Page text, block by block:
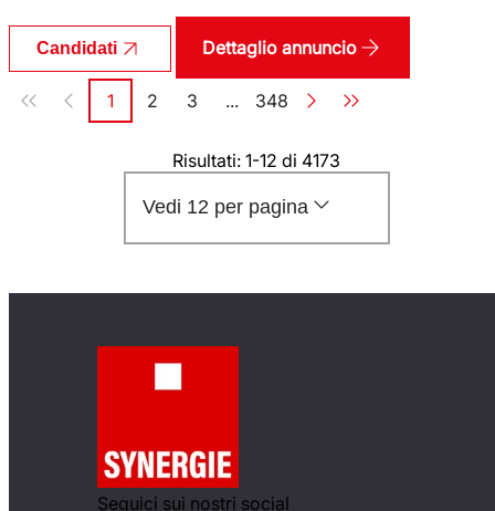
Candidati Dettaglio annuncio
Paginazione
Pagina
1 Pagina
2 Pagina
3 ... Pagina
348
Risultati: 1-12 di 4173
Vedi 12 per pagina
Seguici sui nostri social